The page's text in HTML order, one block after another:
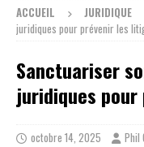
ACCUEIL JURIDIQUE
juridiques pour prévenir les
Sanctuariser
juridiques
octobre 14, 2025 Phil